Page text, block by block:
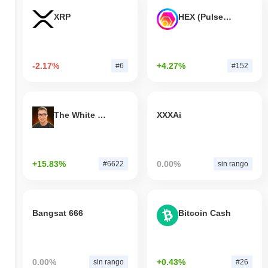
XRP
-2.17% #6
HEX (Pulsechain)
+4.27% #152
The White Bull
+15.83% #6622
XXXAi
0.00% sin rango
Bangsat 666
0.00% sin rango
Bitcoin Cash
+0.43% #26